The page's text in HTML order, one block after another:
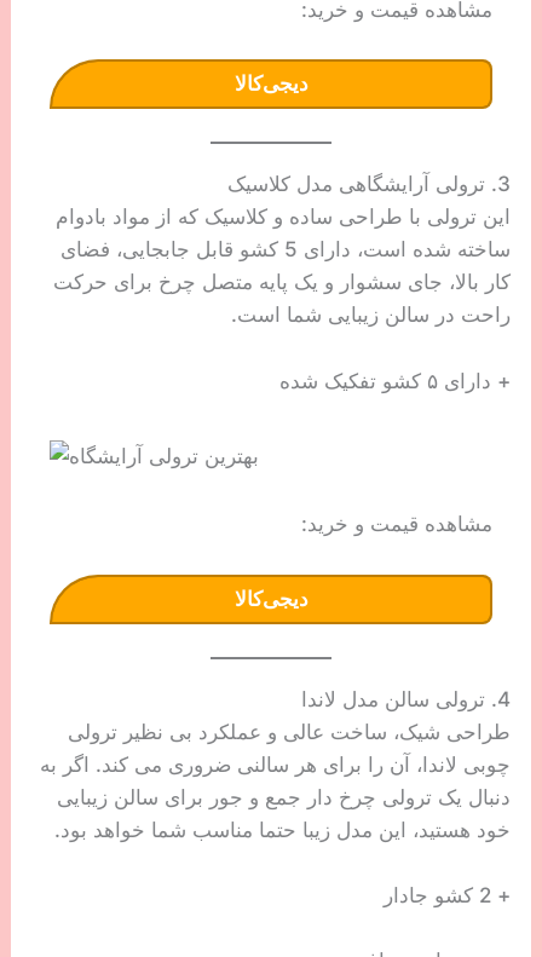
مشاهده قیمت و خرید:
دیجی‌کالا
3. ترولی آرایشگاهی مدل کلاسیک
این ترولی با طراحی ساده و کلاسیک که از مواد بادوام
ساخته شده است، دارای 5 کشو قابل جابجایی، فضای
کار بالا، جای سشوار و یک پایه متصل چرخ برای حرکت
راحت در سالن زیبایی شما است.
+ دارای ۵ کشو تفکیک شده
مشاهده قیمت و خرید:
دیجی‌کالا
4. ترولی سالن مدل لاندا
طراحی شیک، ساخت عالی و عملکرد بی نظیر ترولی
چوبی لاندا، آن را برای هر سالنی ضروری می کند. اگر به
دنبال یک ترولی چرخ دار جمع و جور برای سالن زیبایی
خود هستید، این مدل زیبا حتما مناسب شما خواهد بود.
+ 2 کشو جادار